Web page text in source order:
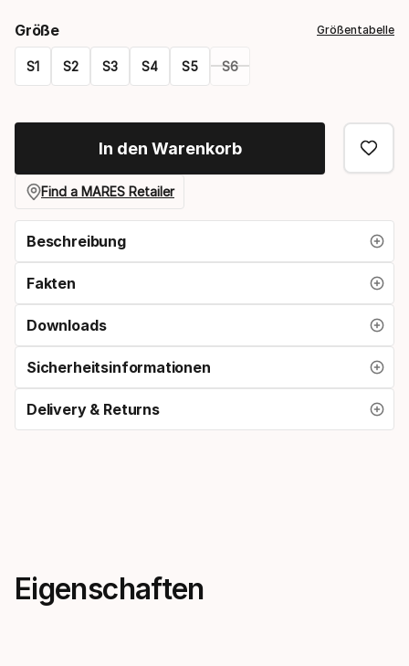
Größe Größentabelle
S1 S2 S3 S4 S5 S6
select
größe
In den Warenkorb
Find a MARES Retailer
Beschreibung
Fakten
Downloads
Sicherheitsinformationen
Delivery & Returns
Eigenschaften